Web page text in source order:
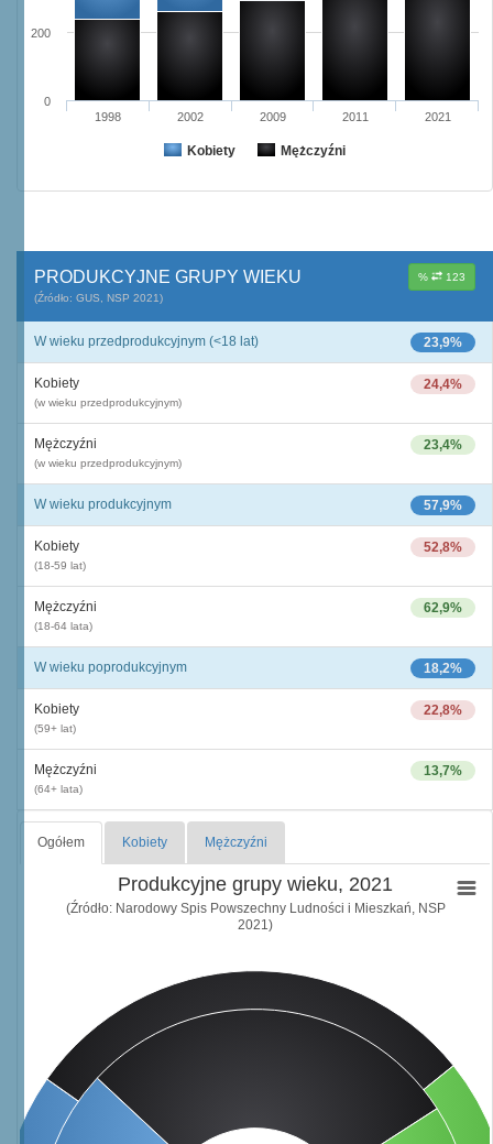
Kobiety Mężczyźni
1998 2002 2009 2011 2021
0
200
% 123
PRODUKCYJNE GRUPY WIEKU
(Źródło: GUS, NSP 2021)
23,9%
W wieku przedprodukcyjnym (<18 lat)
24,4%
Kobiety
(w wieku przedprodukcyjnym)
23,4%
Mężczyźni
(w wieku przedprodukcyjnym)
57,9%
W wieku produkcyjnym
52,8%
Kobiety
(18-59 lat)
62,9%
Mężczyźni
(18-64 lata)
18,2%
W wieku poprodukcyjnym
22,8%
Kobiety
(59+ lat)
13,7%
Mężczyźni
(64+ lata)
Ogółem Kobiety Mężczyźni
Produkcyjne grupy wieku, 2021
(Źródło: Narodowy Spis Powszechny Ludności i Mieszkań, NSP
2021)